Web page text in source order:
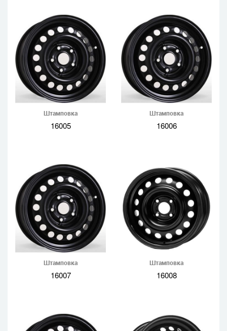
Штамповка
16005
Штамповка
16006
Штамповка
16007
Штамповка
16008